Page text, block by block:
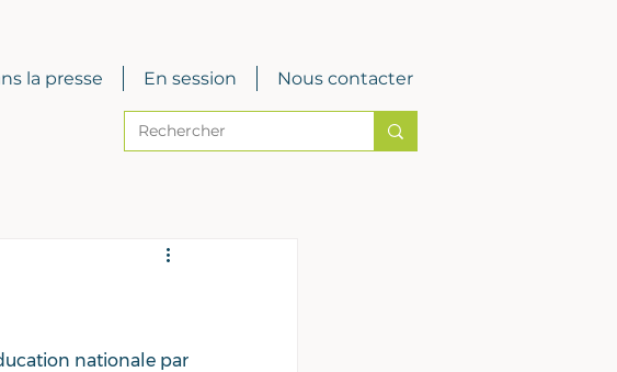
la presse En session Nous contacter
nationale par